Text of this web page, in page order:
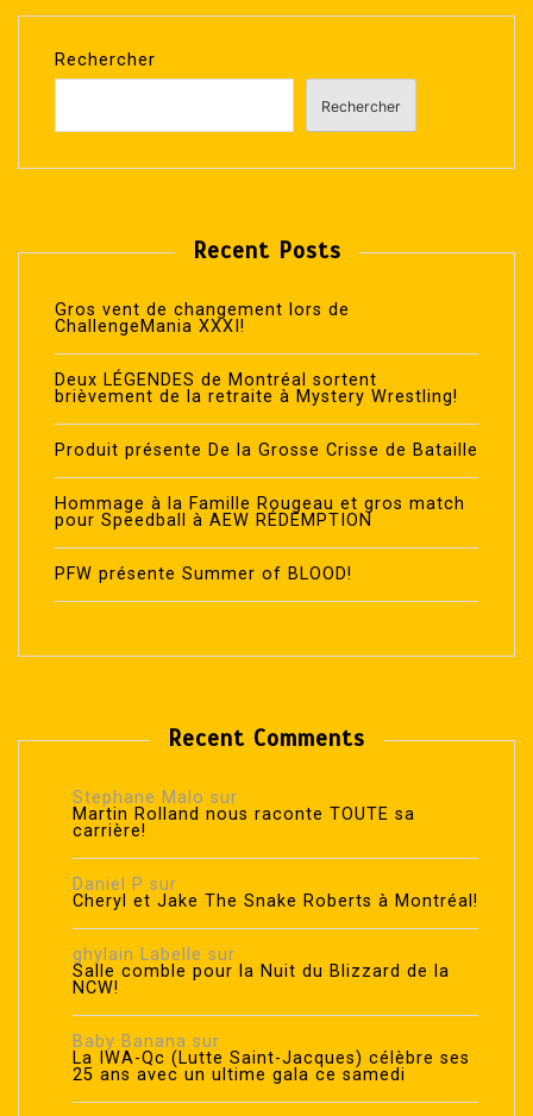
Rechercher
Rechercher
Recent Posts
Gros vent de changement lors de
ChallengeMania XXXI!
Deux LÉGENDES de Montréal sortent
brièvement de la retraite à Mystery Wrestling!
Produit présente De la Grosse Crisse de Bataille
Hommage à la Famille Rougeau et gros match
pour Speedball à AEW RÉDEMPTION
PFW présente Summer of BLOOD!
Recent Comments
Stephane Malo sur
Martin Rolland nous raconte TOUTE sa
carrière!
Daniel P sur
Cheryl et Jake The Snake Roberts à Montréal!
ghylain Labelle sur
Salle comble pour la Nuit du Blizzard de la
NCW!
Baby Banana sur
La IWA-Qc (Lutte Saint-Jacques) célèbre ses
25 ans avec un ultime gala ce samedi